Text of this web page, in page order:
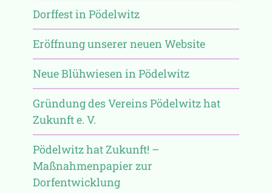
Dorffest in Pödelwitz
Eröffnung unserer neuen Website
Neue Blühwiesen in Pödelwitz
Gründung des Vereins Pödelwitz hat
Zukunft e. V.
Pödelwitz hat Zukunft! –
Maßnahmenpapier zur
Dorfentwicklung